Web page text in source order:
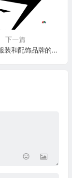
下一篇
英国健身服装和配饰品牌的在线零售商和技术独角兽：Gymshark